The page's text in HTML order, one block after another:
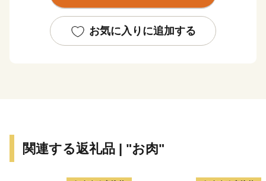
お気に入りに追加する
関連する返礼品 | "お肉"